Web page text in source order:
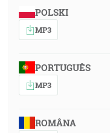
POLSKI
MP3
PORTUGUÊS
MP3
ROMÂNA